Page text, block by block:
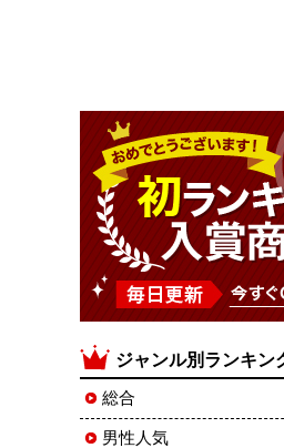
ジャンル別ランキン
総合
男性人気